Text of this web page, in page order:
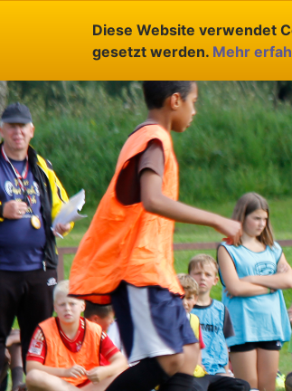
Diese Website verwendet
gesetzt werden. Mehr